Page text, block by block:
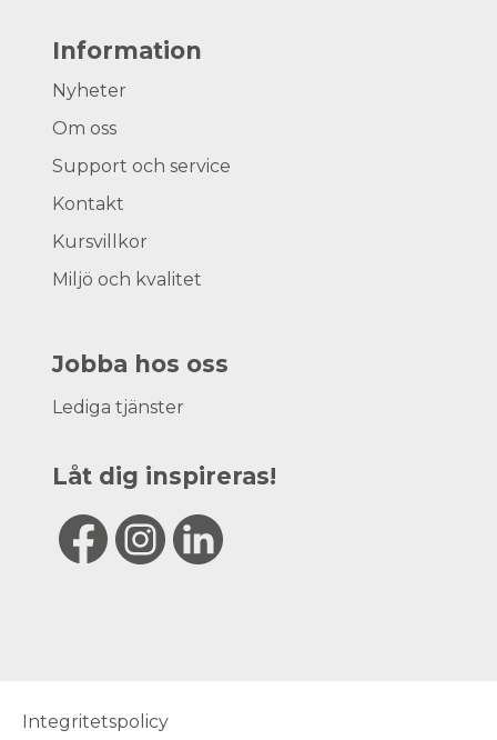
Information
Nyheter
Om oss
Support och service
Kontakt
Kursvillkor
Miljö och kvalitet
Jobba hos oss
Lediga tjänster
Låt dig inspireras!
Integritetspolicy